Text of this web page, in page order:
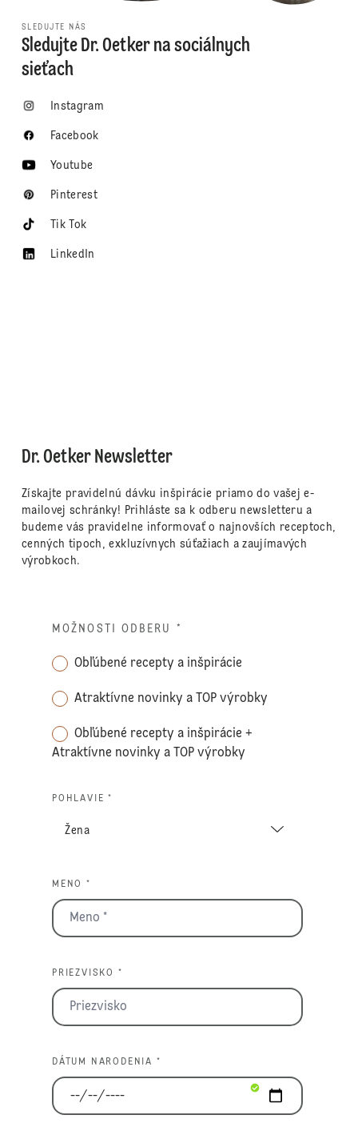
SLEDUJTE NÁS
Sledujte Dr. Oetker na sociálnych
sieťach
Instagram
Facebook
Youtube
Pinterest
Tik Tok
LinkedIn
Dr. Oetker Newsletter
Získajte pravidelnú dávku inšpirácie priamo do vašej e-
mailovej schránky! Prihláste sa k odberu newsletteru a
budeme vás pravidelne informovať o najnovších receptoch,
cenných tipoch, exkluzívnych súťažiach a zaujímavých
výrobkoch.
MOŽNOSTI ODBERU *
Obľúbené recepty a inšpirácie
Atraktívne novinky a TOP výrobky
Obľúbené recepty a inšpirácie +
Atraktívne novinky a TOP výrobky
POHLAVIE *
MENO *
PRIEZVISKO *
DÁTUM NARODENIA *